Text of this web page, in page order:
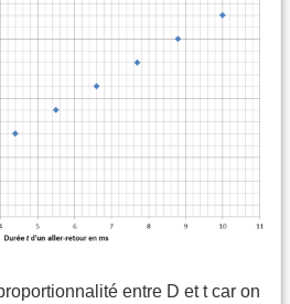
entre D et t car on